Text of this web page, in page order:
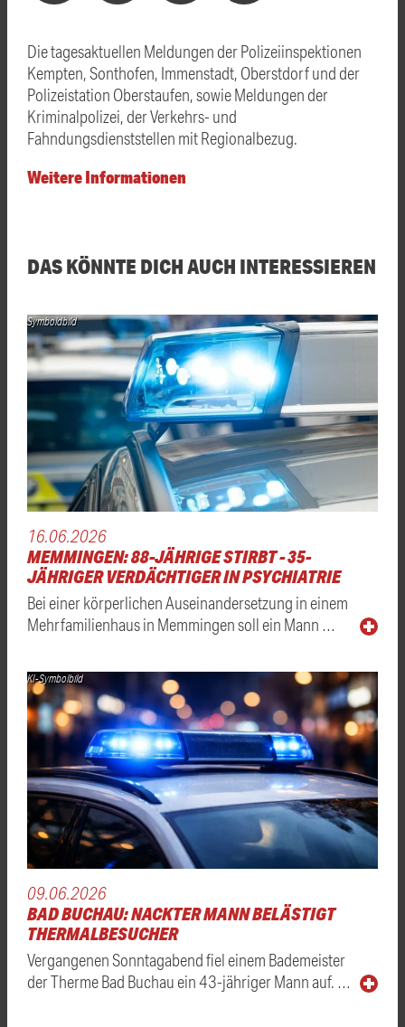
Die tagesaktuellen Meldungen der Polizeiinspektionen
Kempten, Sonthofen, Immenstadt, Oberstdorf und der
Polizeistation Oberstaufen, sowie Meldungen der
Kriminalpolizei, der Verkehrs- und
Fahndungsdienststellen mit Regionalbezug.
Weitere Informationen
DAS KÖNNTE DICH AUCH INTERESSIEREN
Symboldbild
16.06.2026
MEMMINGEN: 88-JÄHRIGE STIRBT - 35-
JÄHRIGER VERDÄCHTIGER IN PSYCHIATRIE
Bei einer körperlichen Auseinandersetzung in einem
Mehrfamilienhaus in Memmingen soll ein Mann …
KI-Symbolbild
09.06.2026
BAD BUCHAU: NACKTER MANN BELÄSTIGT
THERMALBESUCHER
Vergangenen Sonntagabend fiel einem Bademeister
der Therme Bad Buchau ein 43-jähriger Mann auf. …